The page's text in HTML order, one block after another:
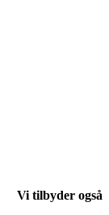
Vi tilbyder også